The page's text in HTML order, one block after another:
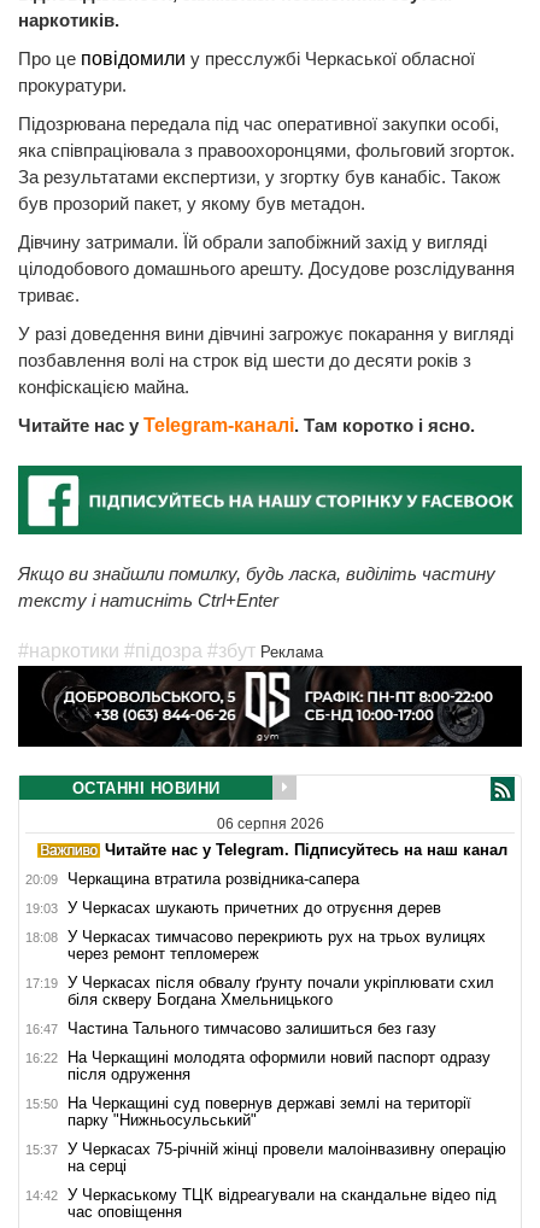
наркотиків.
Про це повідомили у пресслужбі Черкаської обласної
прокуратури.
Підозрювана передала під час оперативної закупки особі,
яка співпраціювала з правоохоронцями, фольговий згорток.
За результатами експертизи, у згортку був канабіс. Також
був прозорий пакет, у якому був метадон.
Дівчину затримали. Їй обрали запобіжний захід у вигляді
цілодобового домашнього арешту. Досудове розслідування
триває.
У разі доведення вини дівчині загрожує покарання у вигляді
позбавлення волі на строк від шести до десяти років з
конфіскацією майна.
Читайте нас у Telegram-каналі. Там коротко і ясно.
Якщо ви знайшли помилку, будь ласка, виділіть частину
тексту і натисніть Ctrl+Enter
#наркотики #підозра #збут Реклама
ОСТАННІ НОВИНИ
06 серпня 2026
Читайте нас у Telegram. Підписуйтесь на наш канал
20:09 Черкащина втратила розвідника-сапера
19:03 У Черкасах шукають причетних до отруєння дерев
18:08
У Черкасах тимчасово перекриють рух на трьох вулицях
через ремонт тепломереж
17:19
У Черкасах після обвалу ґрунту почали укріплювати схил
біля скверу Богдана Хмельницького
16:47 Частина Тального тимчасово залишиться без газу
16:22
На Черкащині молодята оформили новий паспорт одразу
після одруження
15:50
На Черкащині суд повернув державі землі на території
парку "Нижньосульський"
15:37
У Черкасах 75-річній жінці провели малоінвазивну операцію
на серці
14:42
У Черкаському ТЦК відреагували на скандальне відео під
час оповіщення